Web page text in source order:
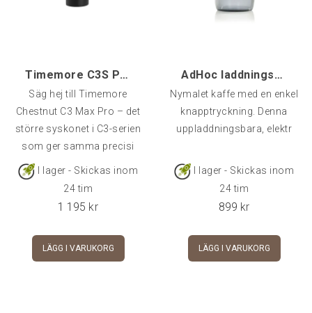
Timemore C3S PRO MAX, Black Foldable
Säg hej till Timemore
Chestnut C3 Max Pro – det
större syskonet i C3-serien
som ger samma precisi
I lager - Skickas inom
24 tim
1 195 kr
LÄGG I VARUKORG
AdHoc laddningsbar kaffekvarn portabel
Nymalet kaffe med en enkel
knapptryckning. Denna
uppladdningsbara, elektr
I lager - Skickas inom
24 tim
899 kr
LÄGG I VARUKORG